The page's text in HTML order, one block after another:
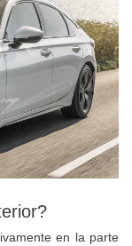
en la parte